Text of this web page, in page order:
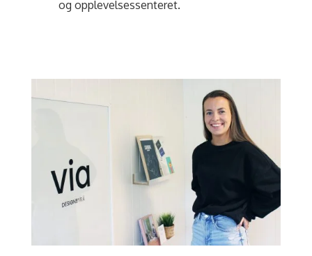
og opplevelsessenteret.